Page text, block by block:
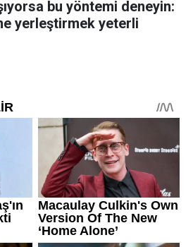
bu yöntemi deneyin:
yerleştirmek yeterli